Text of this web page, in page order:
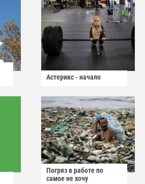
Астерикс - начало
Погряз в работе по
самое не хочу